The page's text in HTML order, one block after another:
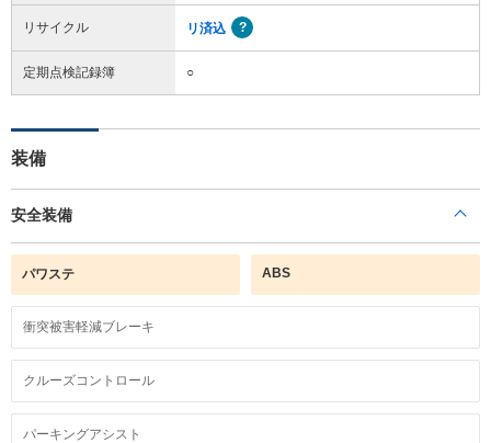
リサイクル リ済込
定期点検記録簿 ○
装備
安全装備
パワステ ABS
衝突被害軽減ブレーキ
クルーズコントロール
パーキングアシスト